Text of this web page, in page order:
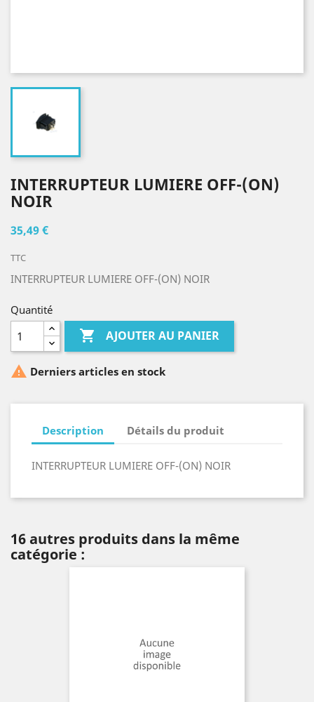
INTERRUPTEUR LUMIERE OFF-(ON)
NOIR
35,49 €
TTC
INTERRUPTEUR LUMIERE OFF-(ON) NOIR
Quantité
 AJOUTER AU PANIER
 Derniers articles en stock
Description Détails du produit
INTERRUPTEUR LUMIERE OFF-(ON) NOIR
16 autres produits dans la même
catégorie :